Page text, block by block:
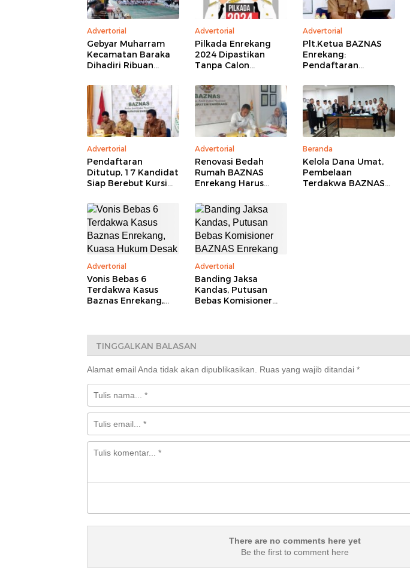
Advertorial
Gebyar Muharram
Kecamatan Baraka
Dihadiri Ribuan
Advertorial
Pilkada Enrekang
2024 Dipastikan
Tanpa Calon
Advertorial
Plt.Ketua BAZNAS
Enrekang:
Pendaftaran
Enrekang Periode
2026-2031 Ditutup
Advertorial
Pendaftaran
Ditutup, 17 Kandidat
Siap Berebut Kursi
Enrekang 2026–2031
Advertorial
Renovasi Bedah
Rumah BAZNAS
Enrekang Harus
Libatkan Teknisi dan
Pendampingan
Kejaksaan
Beranda
Kelola Dana Umat,
Pembelaan
Terdakwa BAZNAS
Advertorial
Vonis Bebas 6
Terdakwa Kasus
Baznas Enrekang,
III Eksaminasi
Pelapor-Penyidik
Advertorial
Banding Jaksa
Kandas, Putusan
Bebas Komisioner
TINGGALKAN BALASAN
Alamat email Anda tidak akan dipublikasikan. Ruas yang wajib ditandai *
There are no comments here yet
Be the first to comment here